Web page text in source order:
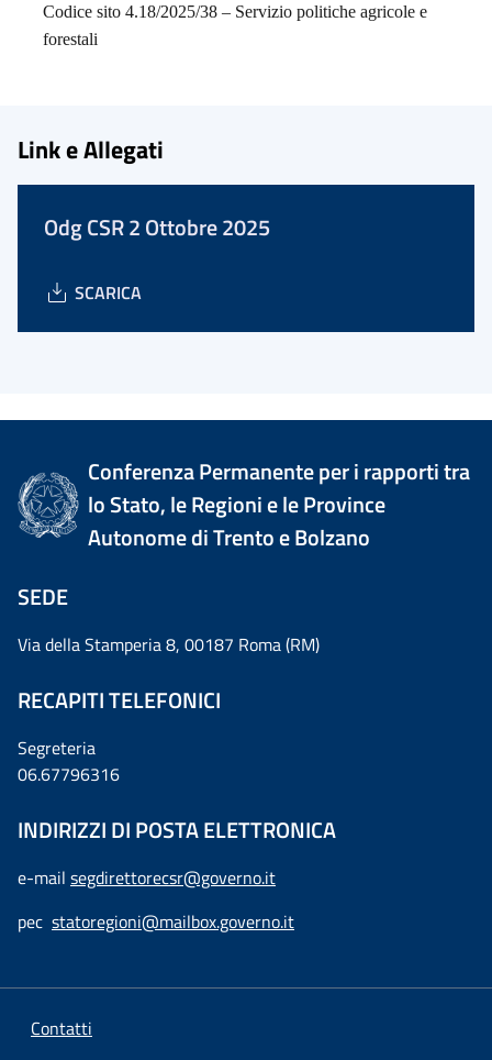
Codice sito 4.18/2025/38 – Servizio politiche agricole e
forestali
Link e Allegati
Odg CSR 2 Ottobre 2025
SCARICA
Conferenza Permanente per i rapporti tra
lo Stato, le Regioni e le Province
Autonome di Trento e Bolzano
SEDE
Via della Stamperia 8, 00187 Roma (RM)
RECAPITI TELEFONICI
Segreteria
06.67796316
INDIRIZZI DI POSTA ELETTRONICA
e-mail segdirettorecsr@governo.it
pec statoregioni@mailbox.governo.it
Contatti